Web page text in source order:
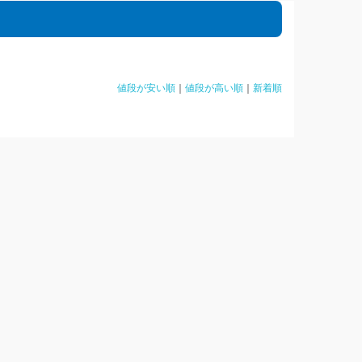
値段が安い順 値段が高い順 新着順